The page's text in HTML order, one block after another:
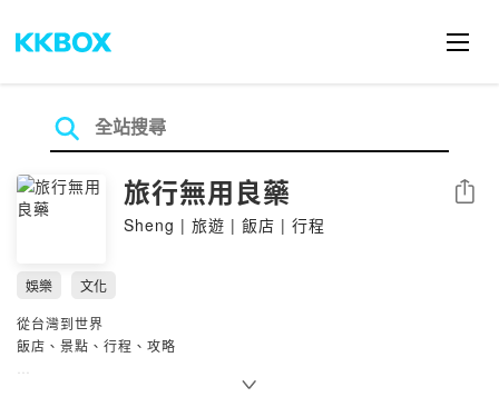
旅行無用良藥
Sheng | 旅遊 | 飯店 | 行程
分享
娛樂
文化
從台灣到世界
飯店、景點、行程、攻略